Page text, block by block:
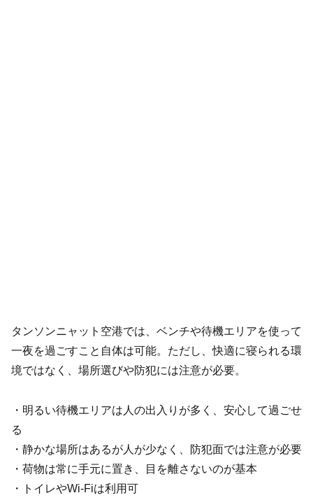
タンソンニャット空港では、ベンチや待機エリアを使って
一夜を過ごすこと自体は可能。ただし、快適に寝られる環
境ではなく、場所選びや防犯には注意が必要。
・明るい待機エリアは人の出入りが多く、安心して過ごせ
る
・静かな場所はあるが人が少なく、防犯面では注意が必要
・荷物は常に手元に置き、目を離さないのが基本
・トイレやWi-Fiは利用可